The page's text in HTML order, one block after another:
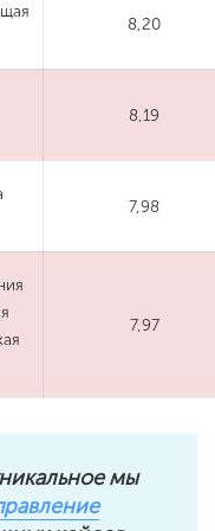
8,20
8,19
7,98
7,97
мы